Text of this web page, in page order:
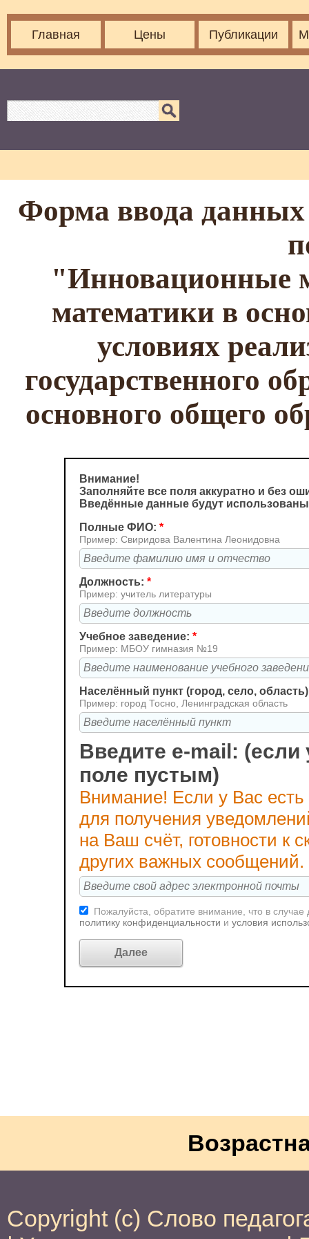
Главная Цены Публикации
Форма ввода данных
"Инновационные
математики в
условиях
государственного
основного общего
Внимание!
Заполняйте все поля аккуратно и без
Введённые данные будут
Полные ФИО: *
Пример: Свиридова Валентина Леонидовна
Должность: *
Пример: учитель литературы
Учебное заведение: *
Пример: МБОУ гимназия №19
Населённый пункт (город, село,
Пример: город Тосно, Ленинградская область
Введите e-mail: (если
поле пустым)
Внимание! Если у Вас
для получения
на Ваш счёт, готовности к
других важных сообщений.
Пожалуйста, обратите внимание, что в
политику конфиденциальности и условия
Copyright (c) Слово